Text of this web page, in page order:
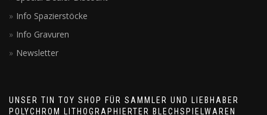
Info Spazierstöcke
Info Gravuren
Newsletter
UNSER TIN TOY SHOP FÜR SAMMLER UND LIEBHABER
POLYCHROM LITHOGRAPHIERTER BLECHSPIELWAREN